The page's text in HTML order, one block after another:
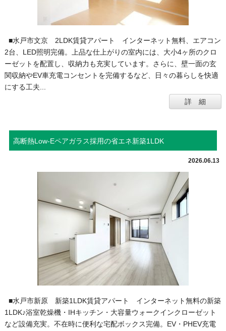
■水戸市文京 2LDK賃貸アパート インターネット無料、エアコン
2台、LED照明完備。上品な仕上がりの室内には、大小4ヶ所のクロ
ーゼットを配置し、収納力も充実しています。さらに、壁一面の玄
関収納やEV車充電コンセントを完備するなど、日々の暮らしを快適
にする工夫...
詳 細
高断熱Low-Eペアガラス採用の省エネ新築1LDK
2026.06.13
■水戸市新原 新築1LDK賃貸アパート インターネット無料の新築
1LDK♪浴室乾燥機・IHキッチン・大容量ウォークインクローゼット
など設備充実。不在時に便利な宅配ボックス完備。EV・PHEV充電